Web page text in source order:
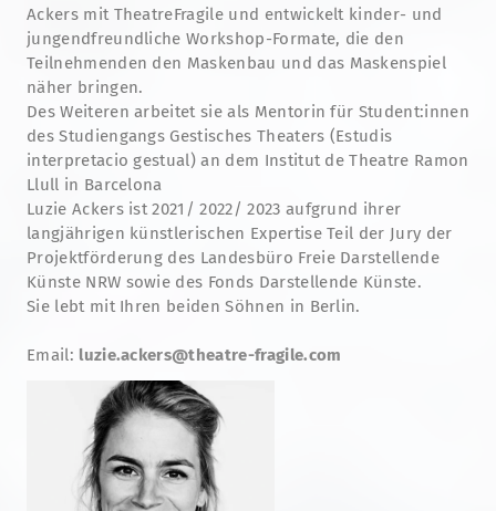
Ackers mit TheatreFragile und entwickelt kinder- und
jungendfreundliche Workshop-Formate, die den
Teilnehmenden den Maskenbau und das Maskenspiel
näher bringen.
Des Weiteren arbeitet sie als Mentorin für Student:innen
des Studiengangs Gestisches Theaters (Estudis
interpretacio gestual) an dem Institut de Theatre Ramon
Llull in Barcelona
Luzie Ackers ist 2021/ 2022/ 2023 aufgrund ihrer
langjährigen künstlerischen Expertise Teil der Jury der
Projektförderung des Landesbüro Freie Darstellende
Künste NRW sowie des Fonds Darstellende Künste.
Sie lebt mit Ihren beiden Söhnen in Berlin.
Email: luzie.ackers@theatre-fragile.com